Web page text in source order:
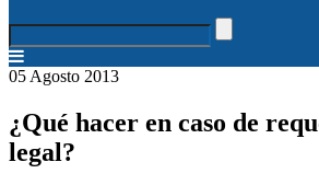
05 Agosto 2013
¿Qué hacer en caso de
legal?